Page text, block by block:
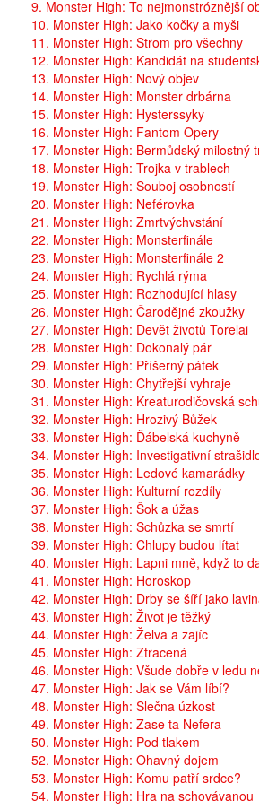
9. Monster High: To nejmonstróznější
10. Monster High: Jako kočky a myši
11. Monster High: Strom pro všechny
12. Monster High: Kandidát na
13. Monster High: Nový objev
14. Monster High: Monster drbárna
15. Monster High: Hysterssyky
16. Monster High: Fantom Opery
17. Monster High: Bermůdský milostný
18. Monster High: Trojka v trablech
19. Monster High: Souboj osobností
20. Monster High: Neférovka
21. Monster High: Zmrtvýchvstání
22. Monster High: Monsterfinále
23. Monster High: Monsterfinále 2
24. Monster High: Rychlá rýma
25. Monster High: Rozhodující hlasy
26. Monster High: Čarodějné zkoužky
27. Monster High: Devět životů Torelai
28. Monster High: Dokonalý pár
29. Monster High: Příšerný pátek
30. Monster High: Chytřejší vyhraje
31. Monster High: Kreaturodičovská
32. Monster High: Hrozivý Bůžek
33. Monster High: Ďábelská kuchyně
34. Monster High: Investigativní
35. Monster High: Ledové kamarádky
36. Monster High: Kulturní rozdíly
37. Monster High: Šok a úžas
38. Monster High: Schůzka se smrtí
39. Monster High: Chlupy budou lítat
40. Monster High: Lapni mně, když to
41. Monster High: Horoskop
42. Monster High: Drby se šíří jako
43. Monster High: Život je těžký
44. Monster High: Želva a zajíc
45. Monster High: Ztracená
46. Monster High: Všude dobře v ledu
47. Monster High: Jak se Vám líbí?
48. Monster High: Slečna úzkost
49. Monster High: Zase ta Nefera
50. Monster High: Pod tlakem
52. Monster High: Ohavný dojem
53. Monster High: Komu patří srdce?
54. Monster High: Hra na schovávanou